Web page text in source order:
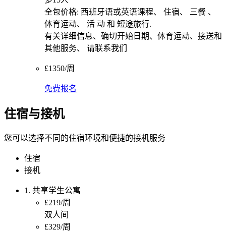
全包价格: 西班牙语或英语课程、 住宿、 三餐 、
体育运动、 活 动 和 短途旅行.
有关详细信息、确切开始日期、体育运动、接送和
其他服务、 请联系我们
£1350/周
免费报名
住宿与接机
您可以选择不同的住宿环境和便捷的接机服务
住宿
接机
1. 共享学生公寓
£219/周
双人间
£329/周